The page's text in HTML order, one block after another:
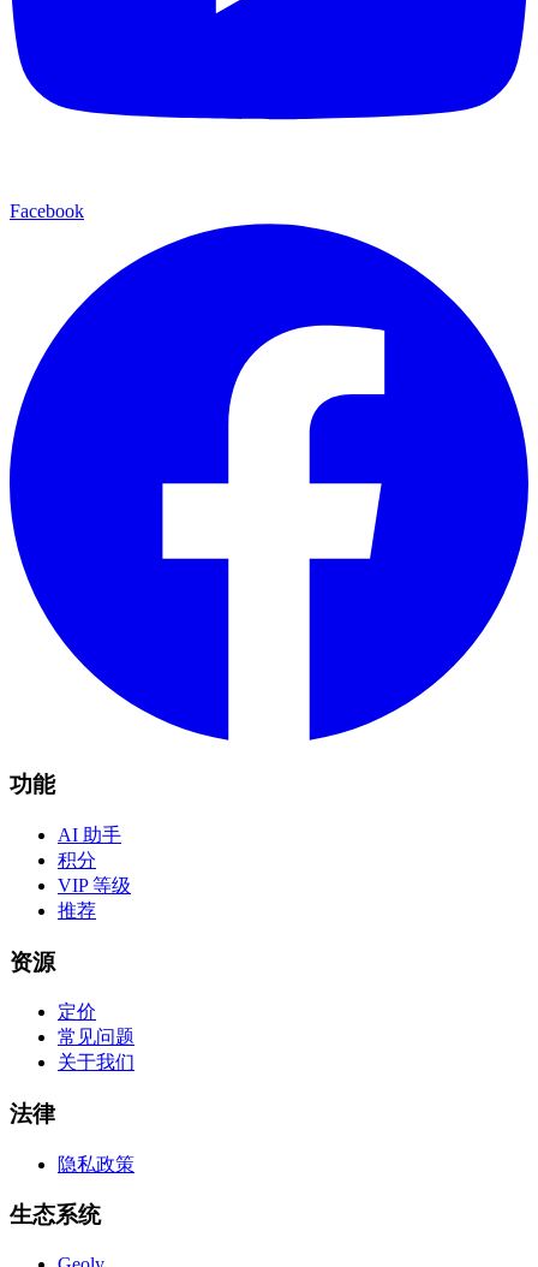
Facebook
功能
AI 助手
积分
VIP 等级
推荐
资源
定价
常见问题
关于我们
法律
隐私政策
生态系统